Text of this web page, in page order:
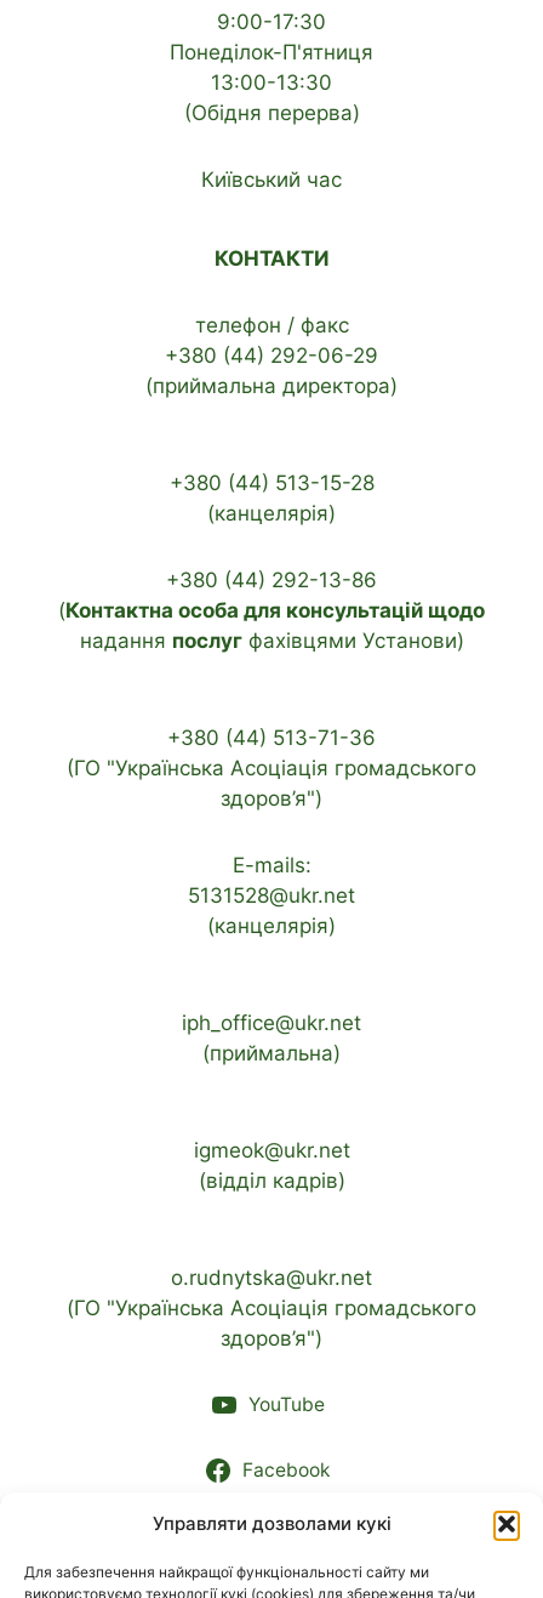
Управляти дозволами кукі
Для забезпечення найкращої функціональності сайту ми
використовуємо технології кукі (cookies) для збереження та/чи
9:00-17:30
Понеділок-П'ятниця
13:00-13:30
(Обідня перерва)
Київський час
КОНТАКТИ
телефон / факс
+380 (44) 292-06-29
(приймальна директора)
+380 (44) 513-15-28
(канцелярія)
+380 (44) 292-13-86
(Контактна особа для консультацій щодо
надання послугфахівцями Установи)
+380 (44) 513-71-36
(ГО "Українська Асоціація громадського
здоров’я")
E-mails:
5131528@ukr.net
(канцелярія)
iph_office@ukr.net
(приймальна)
igmeok@ukr.net
(відділ кадрів)
o.rudnytska@ukr.net
(ГО "Українська Асоціація громадського
здоров’я")
YouTube
Facebook
Контакти підрозділів